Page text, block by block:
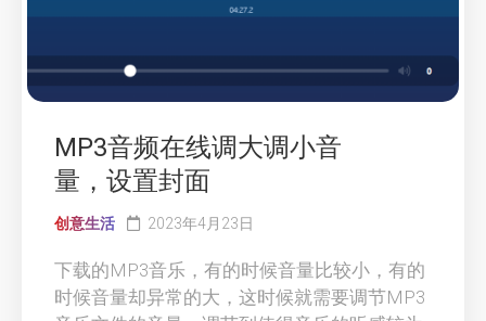
MP3音频在线调大调小音
量，设置封面
创意生活 2023年4月23日
下载的MP3音乐，有的时候音量比较小，有的
时候音量却异常的大，这时候就需要调节MP3